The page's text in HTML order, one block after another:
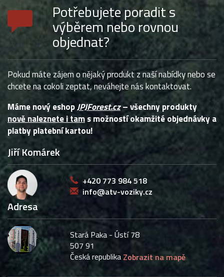
Potřebujete poradit s
výběrem nebo rovnou
objednat?
Pokud máte zájem o nějaký produkt z naší nabídky nebo se
chcete na cokoli zeptat, neváhejte nás kontaktovat.
Máme nový eshopJPJForest.cz– všechny produkty
nově naleznete i tams možností okamžité objednávky a
platby platební kartou!
Jiří Komárek
+420 773 984 518
info@atv-voziky.cz
Adresa
Stará Paka - Ústí 78
507 91
Česká republika Zobrazit na mapě